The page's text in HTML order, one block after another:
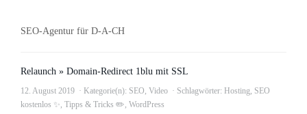
SEO-Agentur für D-A-CH
Relaunch » Domain-Redirect 1blu mit SSL
12. August 2019 Kategorie(n): SEO, Video Schlagwörter: Hosting, SEO
kostenlos ✨, Tipps & Tricks ✏️, WordPress